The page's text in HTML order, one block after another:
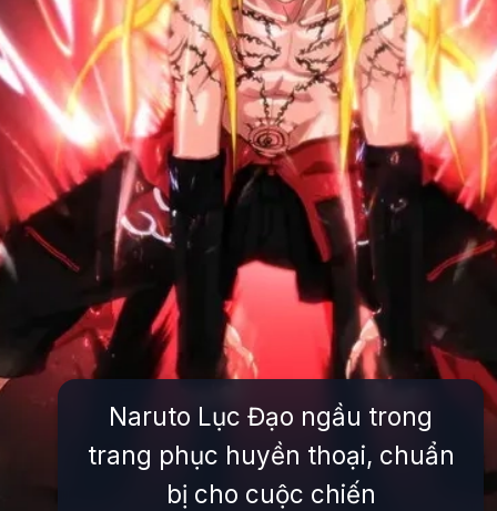
Naruto Lục Đạo ngầu trong
trang phục huyền thoại, chuẩn
bị cho cuộc chiến